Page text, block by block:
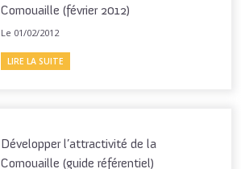
Cornouaille (février 2012)
Le 01/02/2012
LIRE LA SUITE
Développer l’attractivité de la
Cornouaille (guide référentiel)